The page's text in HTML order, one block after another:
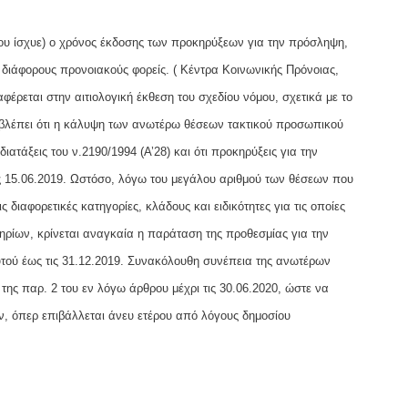
ίσχυε) ο χρόνος έκδοσης των προκηρύξεων για την πρόσληψη,
προνοιακούς φορείς. ( Κέντρα Κοινωνικής Πρόνοιας,
στην αιτιολογική έκθεση του σχεδίου νόμου, σχετικά με το
ότι η κάλυψη των ανωτέρω θέσεων τακτικού προσωπικού
του ν.2190/1994 (Α’28) και ότι προκηρύξεις για την
15.06.2019. Ωστόσο, λόγω του μεγάλου αριθμού των θέσεων που
κατηγορίες, κλάδους και ειδικότητες για τις οποίες
κρίνεται αναγκαία η παράταση της προθεσμίας για την
έως τις 31.12.2019. Συνακόλουθη συνέπεια της ανωτέρων
παρ. 2 του εν λόγω άρθρου μέχρι τις 30.06.2020, ώστε να
όπερ επιβάλλεται άνευ ετέρου από λόγους δημοσίου